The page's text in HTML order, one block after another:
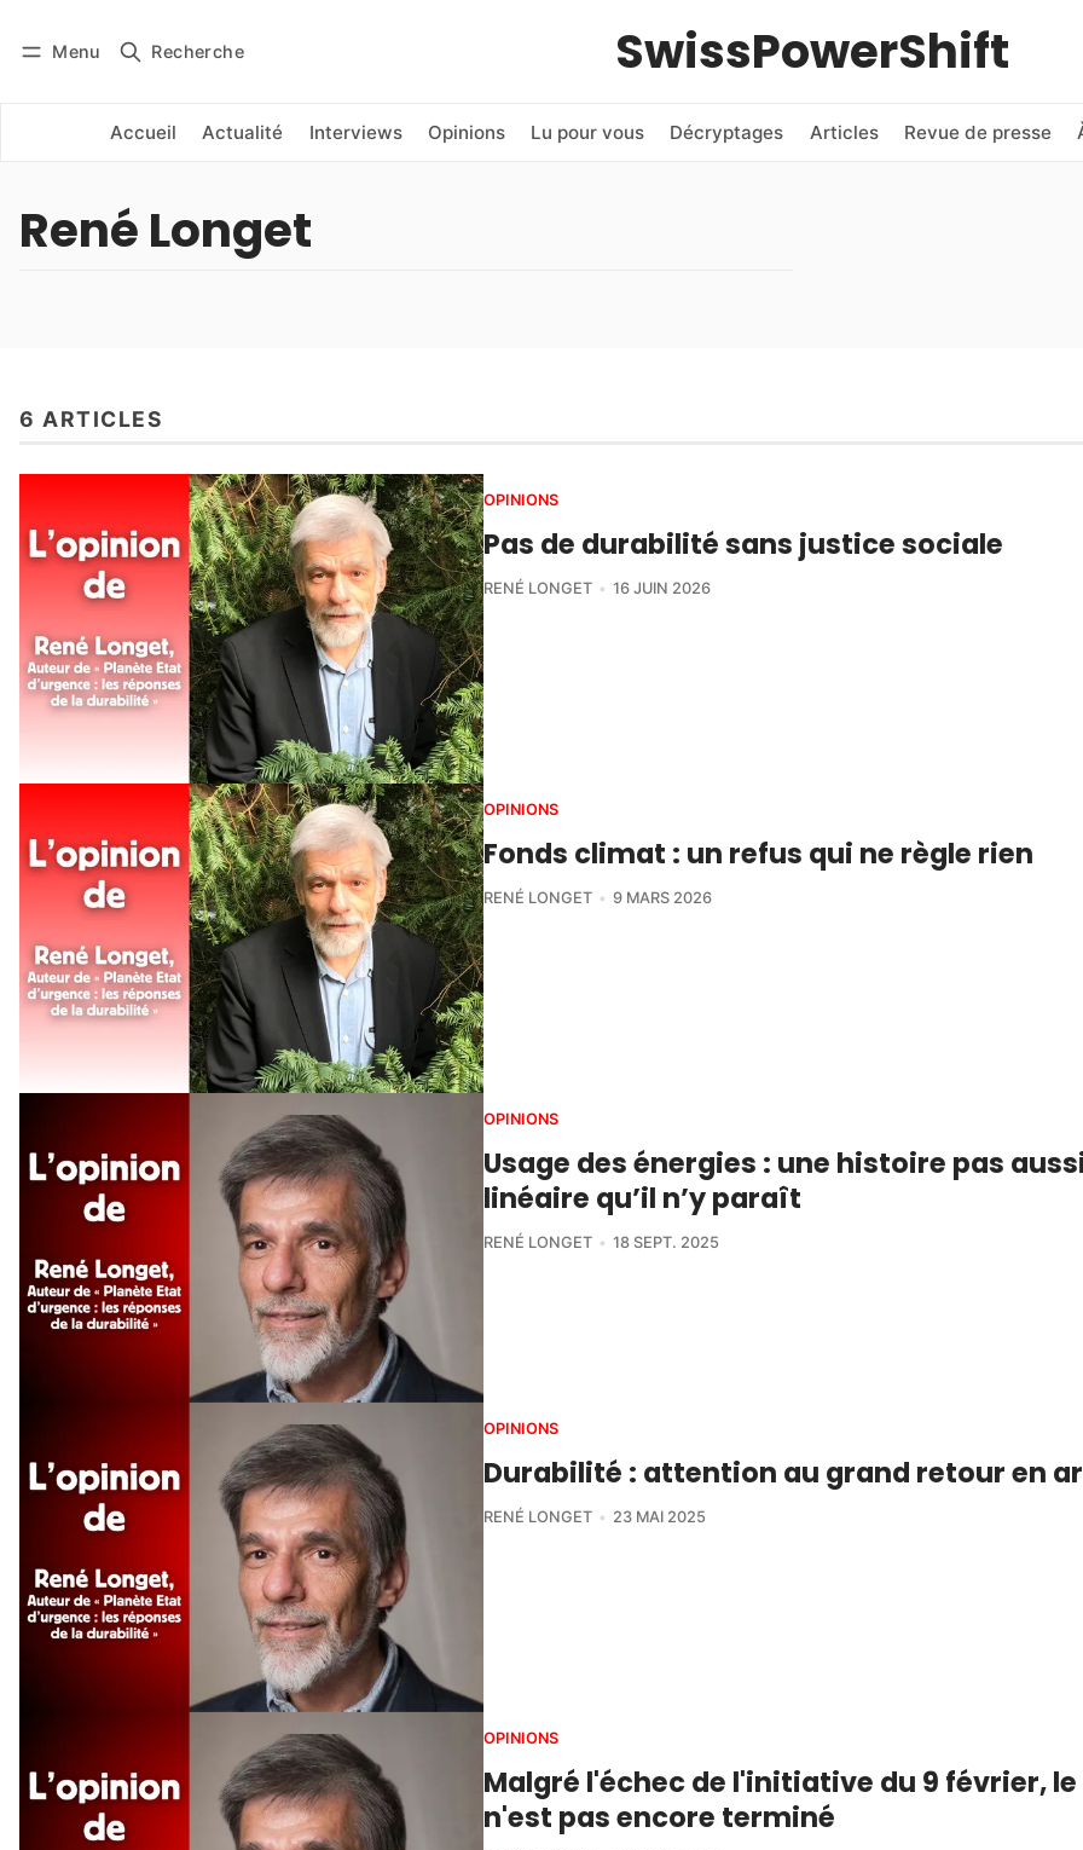
Menu Recherche SwissPowerShift
Accueil Actualité Interviews Opinions Lu pour vous Décryptages Articles Revue de presse
Se connecter
René Longet
6 ARTICLES
OPINIONS
Pas de durabilité sans justice sociale
RENÉ LONGET 16 JUIN 2026
OPINIONS
Fonds climat : un refus qui ne règle rien
RENÉ LONGET 9 MARS 2026
OPINIONS
Usage des énergies : une histoire pas
linéaire qu’il n’y paraît
RENÉ LONGET 18 SEPT. 2025
OPINIONS
Durabilité : attention au grand retour en
RENÉ LONGET 23 MAI 2025
OPINIONS
Malgré l'échec de l'initiative du 9 février,
n'est pas encore terminé